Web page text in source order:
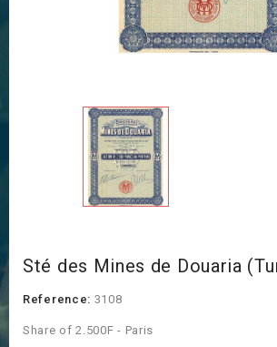
Sté des Mines de Douaria
Reference: 3108
Share of 2.500F - Paris